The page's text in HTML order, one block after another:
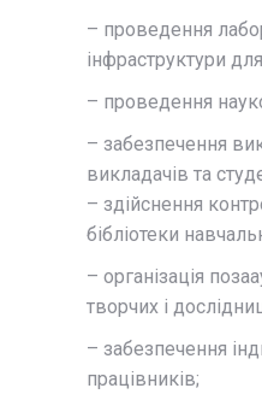
– проведення
інфраструктури
– проведення
– забезпечення
викладачів та
– здійснення
бібліотеки
– організація
творчих і
– забезпечення
працівників;